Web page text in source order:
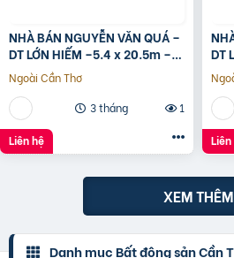
NHÀ BÁN NGUYỄN VĂN QUÁ –
DT LỚN HIẾM –5.4 x 20.5m –
GIÁ TỐT
Ngoài Cần Thơ
3 tháng
1
Liên hệ
DT
Liên
XEM THÊM
Danh mục Bất động sản Cần